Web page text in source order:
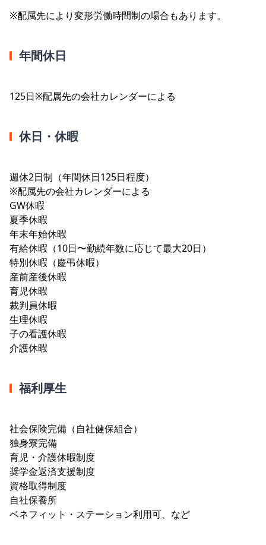
※配属先により変形労働時間制の場合もあります。
年間休日
125日※配属先の会社カレンダーによる
休日・休暇
週休2日制（年間休日125日程度）
※配属先の会社カレンダーによる
GW休暇
夏季休暇
年末年始休暇
有給休暇（10日〜勤続年数に応じて最大20日）
特別休暇（慶弔休暇）
産前産後休暇
育児休暇
裁判員休暇
生理休暇
子の看護休暇
介護休暇
福利厚生
社会保険完備（自社健保組合）
独身寮完備
育児・介護休暇制度
奨学金返済支援制度
資格取得制度
自社保養所
ベネフィット・ステーション利用可、など